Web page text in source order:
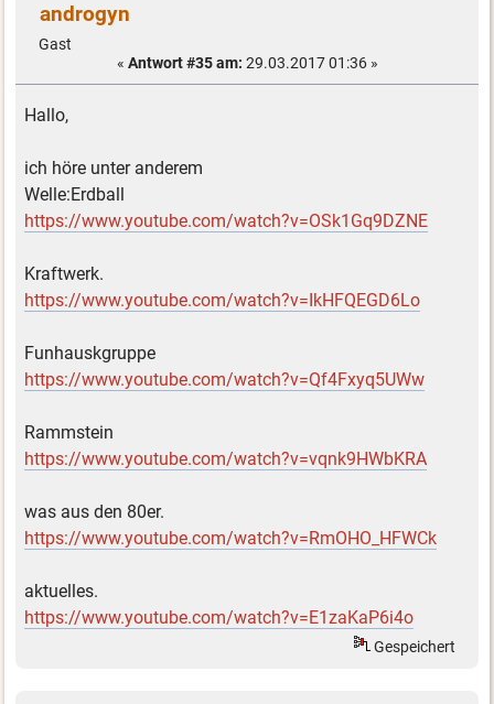
androgyn
Gast
« Antwort #35 am: 29.03.2017 01:36 »
Hallo,
ich höre unter anderem
Welle:Erdball
https://www.youtube.com/watch?v=OSk1Gq9DZNE
Kraftwerk.
https://www.youtube.com/watch?v=IkHFQEGD6Lo
Funhauskgruppe
https://www.youtube.com/watch?v=Qf4Fxyq5UWw
Rammstein
https://www.youtube.com/watch?v=vqnk9HWbKRA
was aus den 80er.
https://www.youtube.com/watch?v=RmOHO_HFWCk
aktuelles.
https://www.youtube.com/watch?v=E1zaKaP6i4o
Gespeichert